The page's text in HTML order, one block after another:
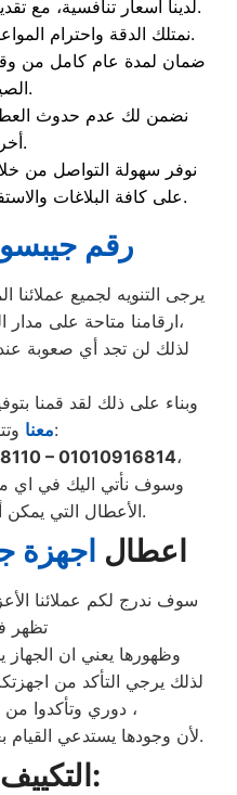
لدينا أسعار تنافسية، مع تقديم خصومات هائلة باستمرار.
نمتلك الدقة واحترام المواعيد المتفق عليها مع العميل.
ضمان لمدة عام كامل من
الصيانة.
نضمن لك عدم حدوث
أخرى.
نوفر سهولة التواصل من
على كافة البلاغات والاستفسارات المتعلقة بالصيانة.
رقم
يرجى التنويه لجميع
ارقامنا متاحة على مدار الـ 24 ساعة طوال أيام الأسبوع،
لذلك لن تجد أي صعوبة
وبناء على ذلك لقد قمنا
معناوتتمثل فيما يلي:
– 01010916814،
وسوف نأتي اليك في اي
الأعطال التي يمكن أن تصيب جهازك جيبسون.
اعطال اجهزة
سوف ندرج لكم عملائنا
تظهر
وظهورها يعني ان الجهاز
لذلك يرجي التأكد من
دوري وتأكدوا من عدم وجود هذه العلامات ،
لأن وجودها يستدعي القيام بعمل صيانة للجهاز في أسرع وقت.
: